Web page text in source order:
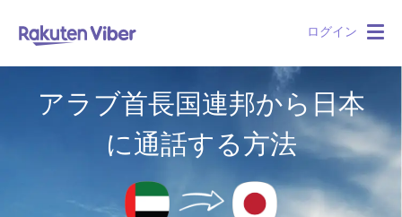
ログイン
アラブ首長国連邦から日本
に通話する方法